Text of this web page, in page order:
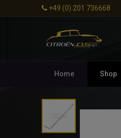
+49 (0) 201 736668
Home Shop